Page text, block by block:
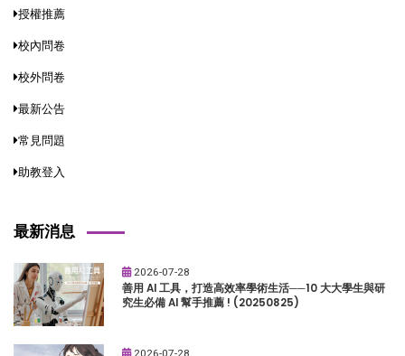
授權推薦
校內問卷
校外問卷
最新公告
常見問題
助教登入
最新消息
2026-07-28
善用 AI 工具，打造高效率學術生活──10 大大學生與研
究生必備 AI 幫手推薦 ! (20250825)
2026-07-28